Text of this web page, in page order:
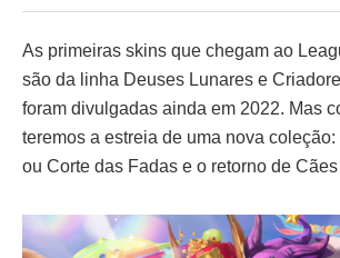
As primeiras skins que chegam ao
são da linha Deuses Lunares e
foram divulgadas ainda em 2022. Mas
teremos a estreia de uma nova
ou Corte das Fadas e o retorno de